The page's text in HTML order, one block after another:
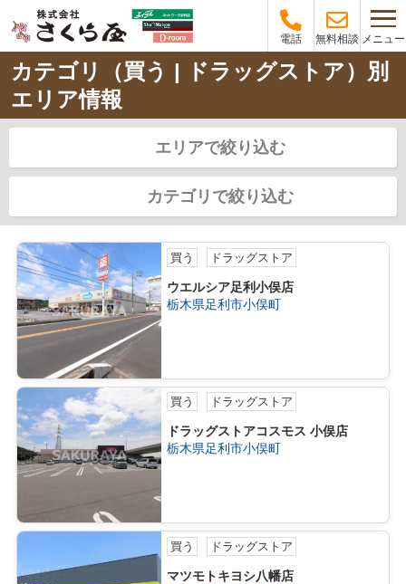
電話 無料相談 メニュー
カテゴリ（買う | ドラッグストア）別
エリア情報
エリアで絞り込む
カテゴリで絞り込む
買う ドラッグストア
ウエルシア足利小俣店
栃木県足利市小俣町
買う ドラッグストア
ドラッグストアコスモス 小俣店
栃木県足利市小俣町
買う ドラッグストア
マツモトキヨシ八幡店